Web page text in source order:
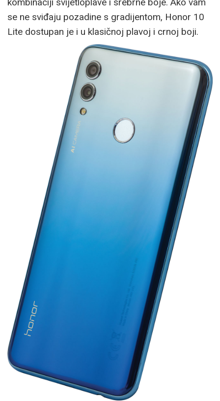
kombinaciji svijetloplave i srebrne boje. Ako vam
se ne sviđaju pozadine s gradijentom, Honor 10
Lite dostupan je i u klasičnoj plavoj i crnoj boji.